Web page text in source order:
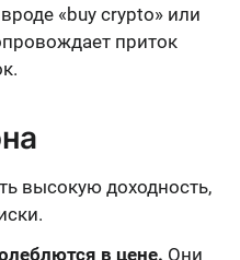
«buy crypto» или
приток
высокую доходность,
в цене. Они